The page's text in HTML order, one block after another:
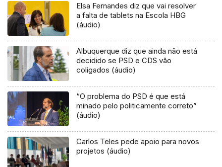
Elsa Fernandes diz que vai resolver
a falta de tablets na Escola HBG
(áudio)
Albuquerque diz que ainda não está
decidido se PSD e CDS vão
coligados (áudio)
“O problema do PSD é que está
minado pelo politicamente correto”
(áudio)
Carlos Teles pede apoio para novos
projetos (áudio)